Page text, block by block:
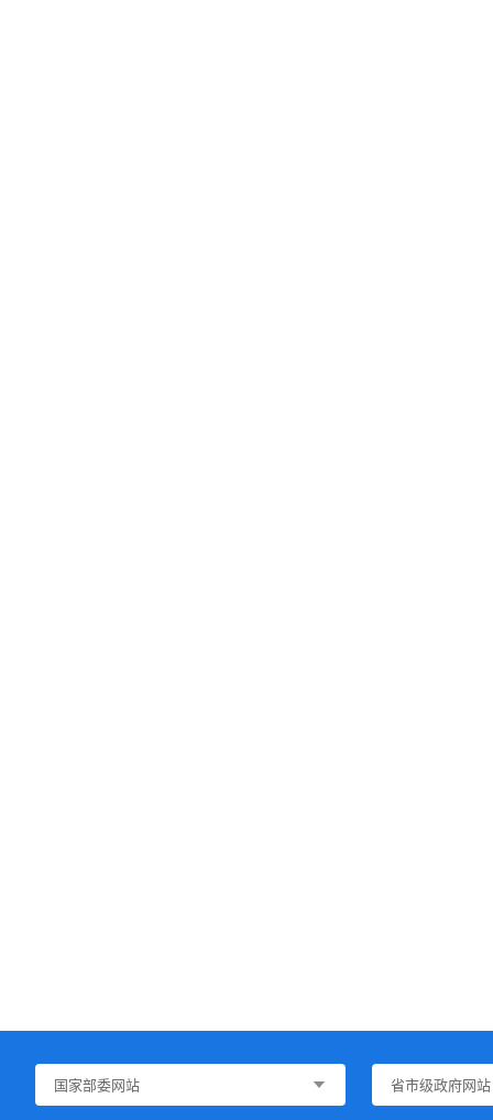
国家部委网站 省市级政府网站